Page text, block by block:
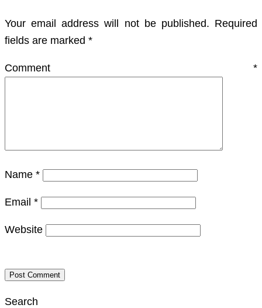
Your email address will not be published. Required
fields are marked *
Comment *
Name *
Email *
Website
Search